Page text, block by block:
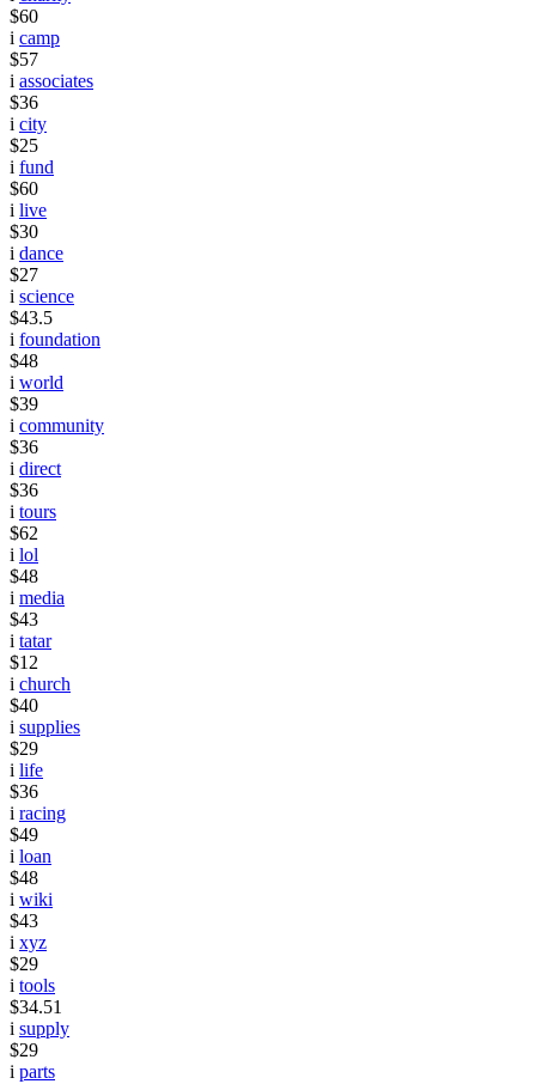
$60
i camp
$57
i associates
$36
i city
$25
i fund
$60
i live
$30
i dance
$27
i science
$43.5
i foundation
$48
i world
$39
i community
$36
i direct
$36
i tours
$62
i lol
$48
i media
$43
i tatar
$12
i church
$40
i supplies
$29
i life
$36
i racing
$49
i loan
$48
i wiki
$43
i xyz
$29
i tools
$34.51
i supply
$29
i parts